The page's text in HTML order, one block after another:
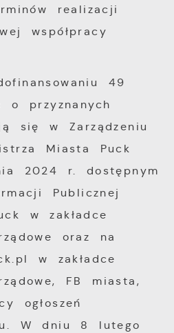
realizacji
współpracy
49
o przyznanych
się w Zarządzeniu
Miasta Puck
2024 r. dostępnym
Publicznej
w zakładce
oraz na
w zakładce
FB miasta,
ogłoszeń
W dniu 8 lutego